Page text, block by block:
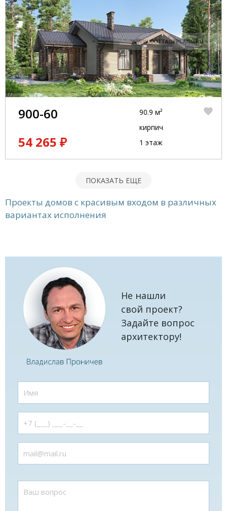
900-60
54 265 ₽
90.9 м²
кирпич
1 этаж
ПОКАЗАТЬ ЕЩЕ
Проекты домов с красивым входом в различных
вариантах исполнения
Не нашли
свой проект?
Задайте вопрос
архитектору!